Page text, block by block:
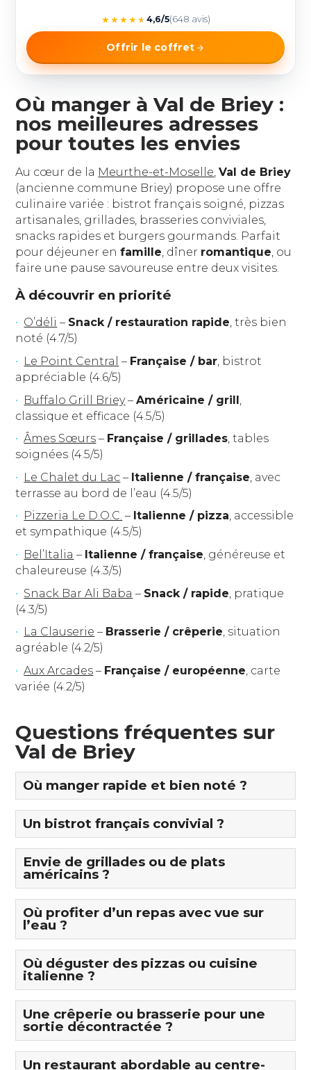
★★★★★ 4,6/5(648 avis)
Offrir le coffret
Où manger à Val de Briey :
nos meilleures adresses
pour toutes les envies
Au cœur de la Meurthe-et-Moselle,Val de Briey
(ancienne commune Briey) propose une offre
culinaire variée : bistrot français soigné, pizzas
artisanales, grillades, brasseries conviviales,
snacks rapides et burgers gourmands. Parfait
pour déjeuner enfamille, dîner romantique, ou
faire une pause savoureuse entre deux visites.
À découvrir en priorité
O’déli – Snack / restauration rapide, très bien
noté (4.7/5)
Le Point Central – Française / bar, bistrot
appréciable (4.6/5)
Buffalo Grill Briey–Américaine / grill
classique et efficace (4.5/5)
Âmes Sœurs – Française / grillades, tables
soignées (4.5/5)
Le Chalet du Lac – Italienne / française, avec
terrasse au bord de l’eau (4.5/5)
Pizzeria Le D.O.C. – Italienne / pizza, accessible
et sympathique (4.5/5)
Bel’Italia – Italienne / française, généreuse et
chaleureuse (4.3/5)
Snack Bar Ali Baba – Snack / rapide , pratique
(4.3/5)
La Clauserie – Brasserie / crêperie, situation
agréable (4.2/5)
Aux Arcades – Française / européenne , carte
variée (4.2/5)
Questions fréquentes sur
Val de Briey
Où manger rapide et bien noté ?
Un bistrot français convivial ?
Envie de grillades ou de plats
américains ?
Où profiter d’un repas avec vue sur
l’eau ?
Où déguster des pizzas ou cuisine
italienne ?
Une crêperie ou brasserie pour une
sortie décontractée ?
Un restaurant abordable au centre-